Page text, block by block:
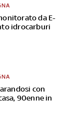
da E-
idrocarburi
con
90enne in